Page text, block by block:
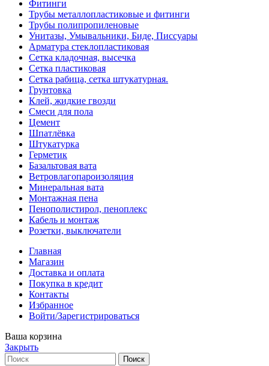
Фитинги
Трубы металлопластиковые и фитинги
Трубы полипропиленовые
Унитазы, Умывальники, Биде, Писсуары
Арматура стеклопластиковая
Сетка кладочная, высечка
Сетка пластиковая
Сетка рабица, сетка штукатурная.
Грунтовка
Клей, жидкие гвозди
Смеси для пола
Цемент
Шпатлёвка
Штукатурка
Герметик
Базальтовая вата
Ветровлагопароизоляция
Минеральная вата
Монтажная пена
Пенополистирол, пеноплекс
Кабель и монтаж
Розетки, выключатели
Главная
Магазин
Доставка и оплата
Покупка в кредит
Контакты
Избранное
Войти/Зарегистрироваться
Ваша корзина
Закрыть
Поиск